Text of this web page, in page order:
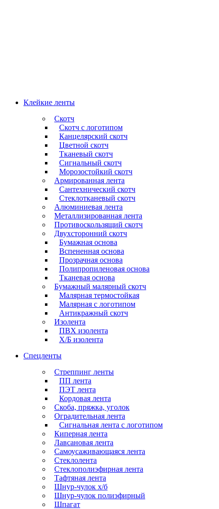
Клейкие ленты
Скотч
Скотч с логотипом
Канцелярский скотч
Цветной скотч
Тканевый скотч
Сигнальный скотч
Морозостойкий скотч
Армированная лента
Сантехнический скотч
Стеклотканевый скотч
Алюминиевая лента
Металлизированная лента
Противоскользящий скотч
Двухсторонний скотч
Бумажная основа
Вспененная основа
Прозрачная основа
Полипропиленовая основа
Тканевая основа
Бумажный малярный скотч
Малярная термостойкая
Малярная с логотипом
Антикражный скотч
Изолента
ПВХ изолента
Х/Б изолента
Спецленты
Стреппинг ленты
ПП лента
ПЭТ лента
Кордовая лента
Скоба, пряжка, уголок
Оградительная лента
Сигнальная лента с логотипом
Киперная лента
Лавсановая лента
Самоусаживающаяся лента
Стеклолента
Стеклополиэфирная лента
Тафтяная лента
Шнур-чулок х/б
Шнур-чулок полиэфирный
Шпагат